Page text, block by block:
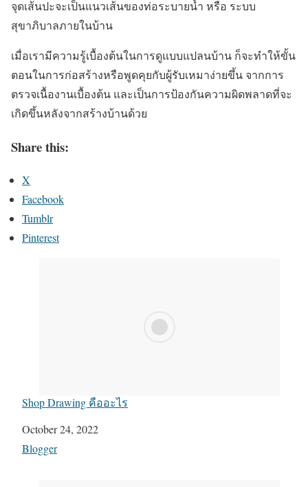
จุดเส้นปะจะเป็นแนวเส้นของท่อระบายน้ำ หรือ ระบบ
สุขาภิบาลภายในบ้าน
เมื่อเรามีความรู้เบื้องต้นในการดูแบบแปลนบ้าน ก็จะทำให้ขั้น
ตอนในการก่อสร้างหรือพูดคุยกับผู้รับเหมาง่ายขึ้น จากการ
ตรวจเนื้องานเบื้องต้น และเป็นการป้องกันความผิดพลาดที่จะ
เกิดขึ้นหลังจากสร้างบ้านด้วย
Share this:
X
Facebook
Tumblr
Pinterest
Shop Drawing คืออะไร
Date
October 24, 2022
In relation to
Blogger